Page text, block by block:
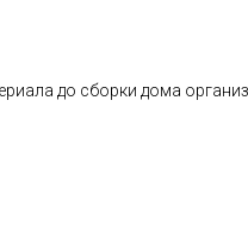
до сборки дома